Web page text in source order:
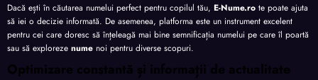
Dacă ești în căutarea numelui perfect pentru copilul tău, E-Nume.ro te poate ajuta
să iei o decizie informată. De asemenea, platforma este un instrument excelent
pentru cei care doresc să înțeleagă mai bine semnificația numelui pe care îl poartă
sau să exploreze nume noi pentru diverse scopuri.
Optimizare constantă și informații de actualitate